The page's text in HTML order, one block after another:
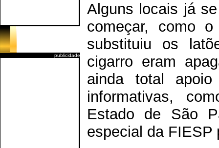
publicidade
Alguns locais já
começar, como
substituiu os
cigarro eram
ainda total
informativas,
Estado de São
especial da FIESP